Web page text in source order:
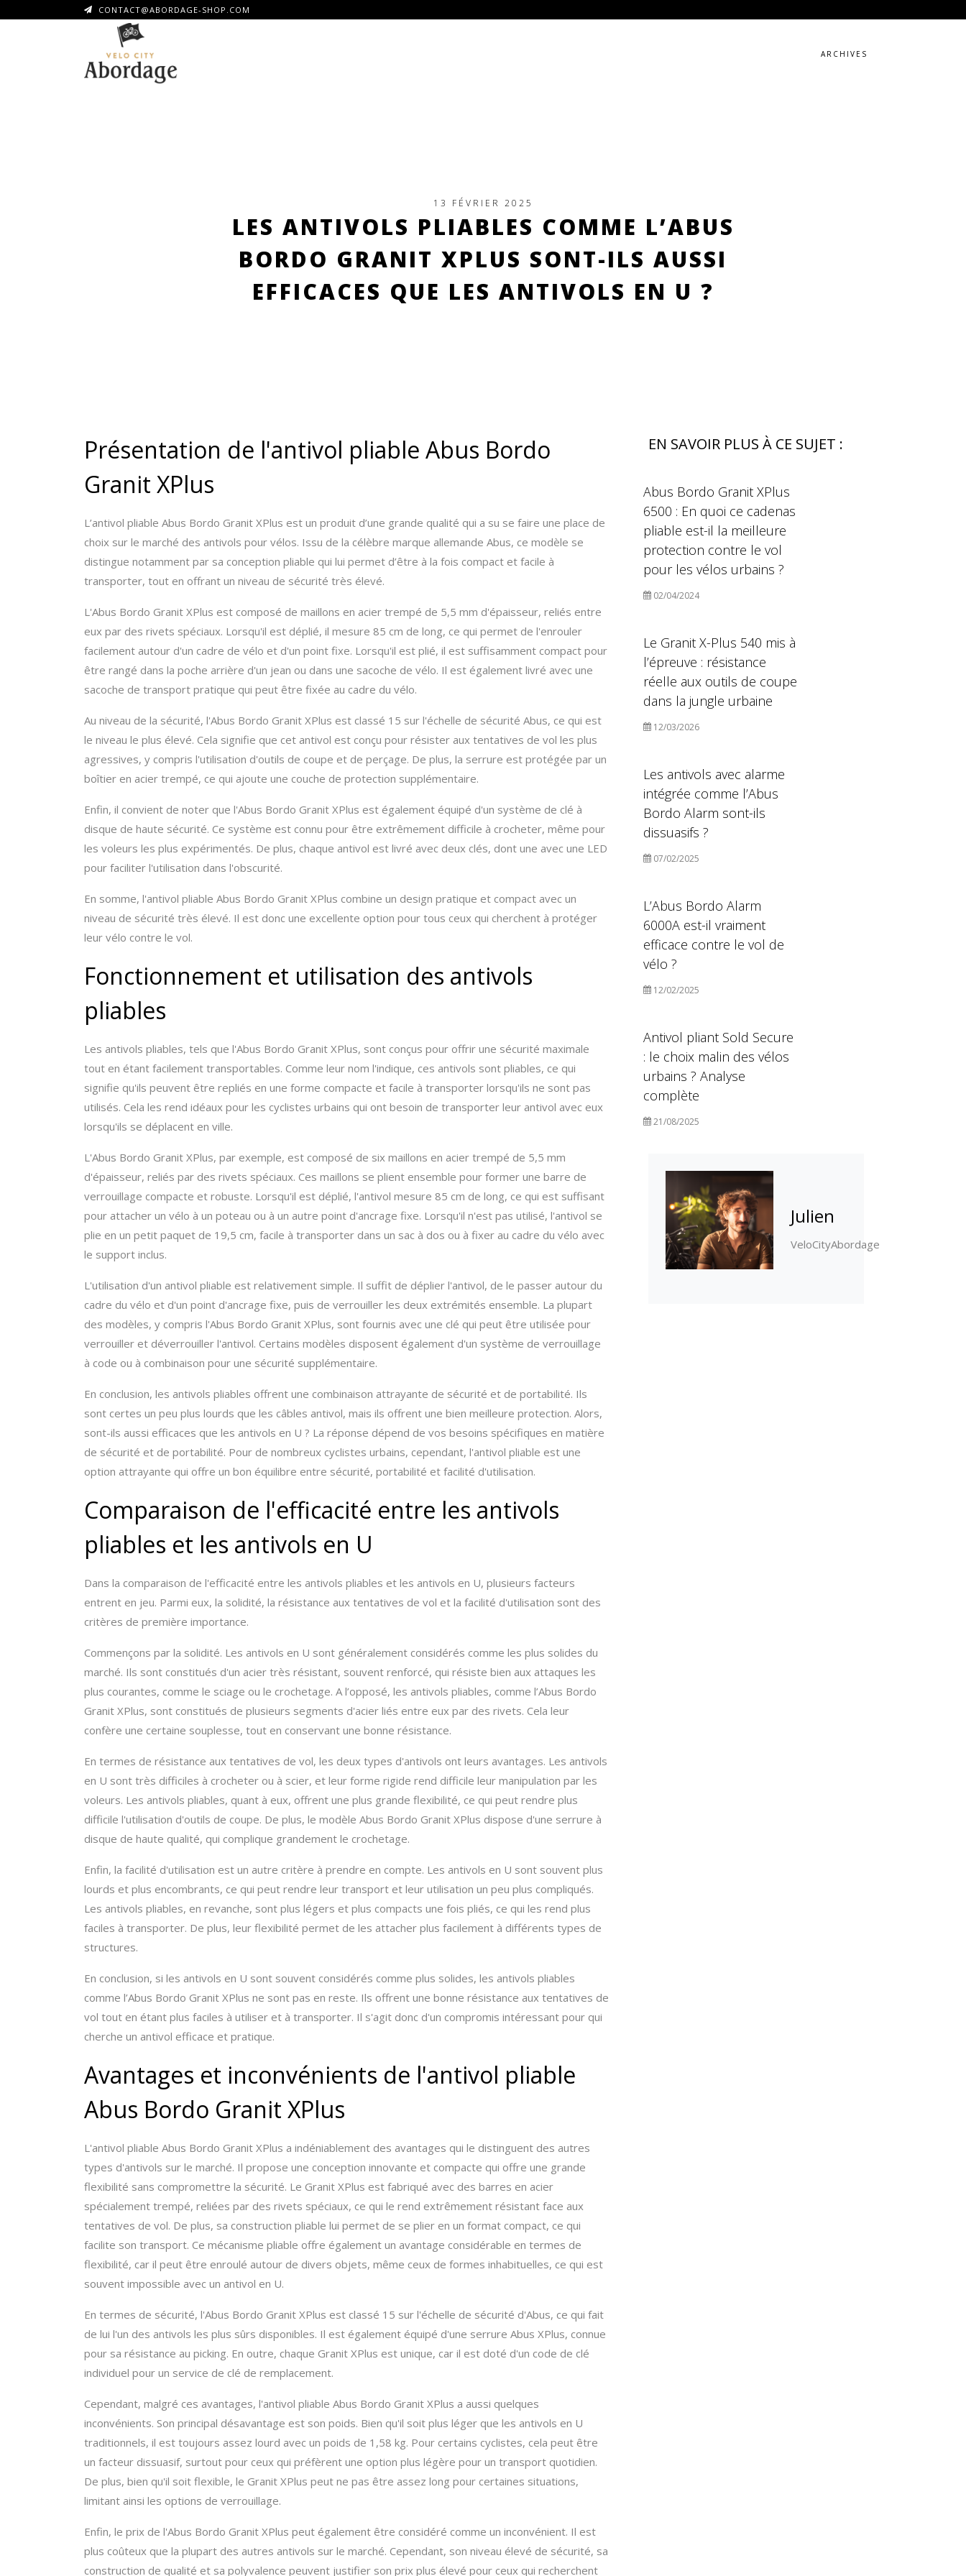
CONTACT@ABORDAGE-SHOP.COM
ARCHIVES
13 FÉVRIER 2025
LES ANTIVOLS PLIABLES COMME L’ABUS
BORDO GRANIT XPLUS SONT-ILS AUSSI
EFFICACES QUE LES ANTIVOLS EN U ?
Présentation de l'antivol pliable Abus Bordo
Granit XPlus
L’antivol pliable Abus Bordo Granit XPlus est un produit d’une grande qualité qui a su se faire une place de
choix sur le marché des antivols pour vélos. Issu de la célèbre marque allemande Abus, ce modèle se
distingue notamment par sa conception pliable qui lui permet d’être à la fois compact et facile à
transporter, tout en offrant un niveau de sécurité très élevé.
L'Abus Bordo Granit XPlus est composé de maillons en acier trempé de 5,5 mm d'épaisseur, reliés entre
eux par des rivets spéciaux. Lorsqu'il est déplié, il mesure 85 cm de long, ce qui permet de l'enrouler
facilement autour d'un cadre de vélo et d'un point fixe. Lorsqu'il est plié, il est suffisamment compact pour
être rangé dans la poche arrière d'un jean ou dans une sacoche de vélo. Il est également livré avec une
sacoche de transport pratique qui peut être fixée au cadre du vélo.
Au niveau de la sécurité, l'Abus Bordo Granit XPlus est classé 15 sur l'échelle de sécurité Abus, ce qui est
le niveau le plus élevé. Cela signifie que cet antivol est conçu pour résister aux tentatives de vol les plus
agressives, y compris l'utilisation d'outils de coupe et de perçage. De plus, la serrure est protégée par un
boîtier en acier trempé, ce qui ajoute une couche de protection supplémentaire.
Enfin, il convient de noter que l'Abus Bordo Granit XPlus est également équipé d'un système de clé à
disque de haute sécurité. Ce système est connu pour être extrêmement difficile à crocheter, même pour
les voleurs les plus expérimentés. De plus, chaque antivol est livré avec deux clés, dont une avec une LED
pour faciliter l'utilisation dans l'obscurité.
En somme, l'antivol pliable Abus Bordo Granit XPlus combine un design pratique et compact avec un
niveau de sécurité très élevé. Il est donc une excellente option pour tous ceux qui cherchent à protéger
leur vélo contre le vol.
Fonctionnement et utilisation des antivols
pliables
Les antivols pliables, tels que l'Abus Bordo Granit XPlus, sont conçus pour offrir une sécurité maximale
tout en étant facilement transportables. Comme leur nom l'indique, ces antivols sont pliables, ce qui
signifie qu'ils peuvent être repliés en une forme compacte et facile à transporter lorsqu'ils ne sont pas
utilisés. Cela les rend idéaux pour les cyclistes urbains qui ont besoin de transporter leur antivol avec eux
lorsqu'ils se déplacent en ville.
L'Abus Bordo Granit XPlus, par exemple, est composé de six maillons en acier trempé de 5,5 mm
d'épaisseur, reliés par des rivets spéciaux. Ces maillons se plient ensemble pour former une barre de
verrouillage compacte et robuste. Lorsqu'il est déplié, l'antivol mesure 85 cm de long, ce qui est suffisant
pour attacher un vélo à un poteau ou à un autre point d'ancrage fixe. Lorsqu'il n'est pas utilisé, l'antivol se
plie en un petit paquet de 19,5 cm, facile à transporter dans un sac à dos ou à fixer au cadre du vélo avec
le support inclus.
L'utilisation d'un antivol pliable est relativement simple. Il suffit de déplier l'antivol, de le passer autour du
cadre du vélo et d'un point d'ancrage fixe, puis de verrouiller les deux extrémités ensemble. La plupart
des modèles, y compris l'Abus Bordo Granit XPlus, sont fournis avec une clé qui peut être utilisée pour
verrouiller et déverrouiller l'antivol. Certains modèles disposent également d'un système de verrouillage
à code ou à combinaison pour une sécurité supplémentaire.
En conclusion, les antivols pliables offrent une combinaison attrayante de sécurité et de portabilité. Ils
sont certes un peu plus lourds que les câbles antivol, mais ils offrent une bien meilleure protection. Alors,
sont-ils aussi efficaces que les antivols en U ? La réponse dépend de vos besoins spécifiques en matière
de sécurité et de portabilité. Pour de nombreux cyclistes urbains, cependant, l'antivol pliable est une
option attrayante qui offre un bon équilibre entre sécurité, portabilité et facilité d'utilisation.
Comparaison de l'efficacité entre les antivols
pliables et les antivols en U
Dans la comparaison de l'efficacité entre les antivols pliables et les antivols en U, plusieurs facteurs
entrent en jeu. Parmi eux, la solidité, la résistance aux tentatives de vol et la facilité d'utilisation sont des
critères de première importance.
Commençons par la solidité. Les antivols en U sont généralement considérés comme les plus solides du
marché. Ils sont constitués d'un acier très résistant, souvent renforcé, qui résiste bien aux attaques les
plus courantes, comme le sciage ou le crochetage. A l’opposé, les antivols pliables, comme l’Abus Bordo
Granit XPlus, sont constitués de plusieurs segments d'acier liés entre eux par des rivets. Cela leur
confère une certaine souplesse, tout en conservant une bonne résistance.
En termes de résistance aux tentatives de vol, les deux types d'antivols ont leurs avantages. Les antivols
en U sont très difficiles à crocheter ou à scier, et leur forme rigide rend difficile leur manipulation par les
voleurs. Les antivols pliables, quant à eux, offrent une plus grande flexibilité, ce qui peut rendre plus
difficile l'utilisation d'outils de coupe. De plus, le modèle Abus Bordo Granit XPlus dispose d'une serrure à
disque de haute qualité, qui complique grandement le crochetage.
Enfin, la facilité d'utilisation est un autre critère à prendre en compte. Les antivols en U sont souvent plus
lourds et plus encombrants, ce qui peut rendre leur transport et leur utilisation un peu plus compliqués.
Les antivols pliables, en revanche, sont plus légers et plus compacts une fois pliés, ce qui les rend plus
faciles à transporter. De plus, leur flexibilité permet de les attacher plus facilement à différents types de
structures.
En conclusion, si les antivols en U sont souvent considérés comme plus solides, les antivols pliables
comme l’Abus Bordo Granit XPlus ne sont pas en reste. Ils offrent une bonne résistance aux tentatives de
vol tout en étant plus faciles à utiliser et à transporter. Il s'agit donc d'un compromis intéressant pour qui
cherche un antivol efficace et pratique.
Avantages et inconvénients de l'antivol pliable
Abus Bordo Granit XPlus
L'antivol pliable Abus Bordo Granit XPlus a indéniablement des avantages qui le distinguent des autres
types d'antivols sur le marché. Il propose une conception innovante et compacte qui offre une grande
flexibilité sans compromettre la sécurité. Le Granit XPlus est fabriqué avec des barres en acier
spécialement trempé, reliées par des rivets spéciaux, ce qui le rend extrêmement résistant face aux
tentatives de vol. De plus, sa construction pliable lui permet de se plier en un format compact, ce qui
facilite son transport. Ce mécanisme pliable offre également un avantage considérable en termes de
flexibilité, car il peut être enroulé autour de divers objets, même ceux de formes inhabituelles, ce qui est
souvent impossible avec un antivol en U.
En termes de sécurité, l'Abus Bordo Granit XPlus est classé 15 sur l'échelle de sécurité d'Abus, ce qui fait
de lui l'un des antivols les plus sûrs disponibles. Il est également équipé d'une serrure Abus XPlus, connue
pour sa résistance au picking. En outre, chaque Granit XPlus est unique, car il est doté d'un code de clé
individuel pour un service de clé de remplacement.
Cependant, malgré ces avantages, l'antivol pliable Abus Bordo Granit XPlus a aussi quelques
inconvénients. Son principal désavantage est son poids. Bien qu'il soit plus léger que les antivols en U
traditionnels, il est toujours assez lourd avec un poids de 1,58 kg. Pour certains cyclistes, cela peut être
un facteur dissuasif, surtout pour ceux qui préfèrent une option plus légère pour un transport quotidien.
De plus, bien qu'il soit flexible, le Granit XPlus peut ne pas être assez long pour certaines situations,
limitant ainsi les options de verrouillage.
Enfin, le prix de l'Abus Bordo Granit XPlus peut également être considéré comme un inconvénient. Il est
plus coûteux que la plupart des autres antivols sur le marché. Cependant, son niveau élevé de sécurité, sa
construction de qualité et sa polyvalence peuvent justifier son prix plus élevé pour ceux qui recherchent
EN SAVOIR PLUS À CE SUJET :
Abus Bordo Granit XPlus
6500 : En quoi ce cadenas
pliable est-il la meilleure
protection contre le vol
pour les vélos urbains ?
02/04/2024
Le Granit X-Plus 540 mis à
l’épreuve : résistance
réelle aux outils de coupe
dans la jungle urbaine
12/03/2026
Les antivols avec alarme
intégrée comme l’Abus
Bordo Alarm sont-ils
dissuasifs ?
07/02/2025
L’Abus Bordo Alarm
6000A est-il vraiment
efficace contre le vol de
vélo ?
12/02/2025
Antivol pliant Sold Secure
: le choix malin des vélos
urbains ? Analyse
complète
21/08/2025
Julien
VeloCityAbordage